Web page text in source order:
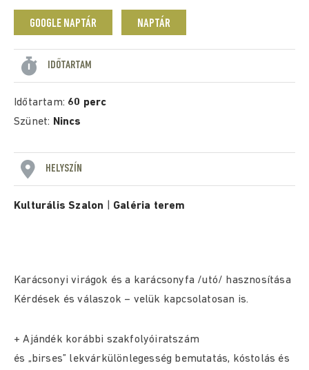
GOOGLE NAPTÁR NAPTÁR
IDŐTARTAM
Időtartam: 60 perc
Szünet: Nincs
HELYSZÍN
Kulturális Szalon Galéria terem
Karácsonyi virágok és a karácsonyfa /utó/ hasznosítása
Kérdések és válaszok – velük kapcsolatosan is.
+ Ajándék korábbi szakfolyóiratszám
és „birses” lekvárkülönlegesség bemutatás, kóstolás és